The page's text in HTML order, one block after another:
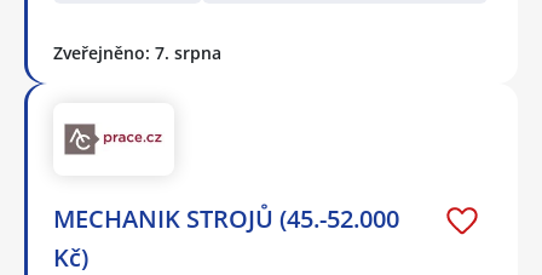
Zveřejněno: 7. srpna
MECHANIK STROJŮ (45.-52.000
Kč)